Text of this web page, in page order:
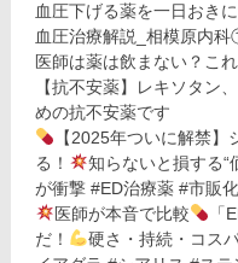
血圧下げる薬を一日おき
血圧治療解説_相模原内
医師は薬は飲まない？こ
【抗不安薬】レキソタン
めの抗不安薬です
【2025年ついに解禁】
る！
知らないと損する“
が衝撃 #ED治療薬 #市販
医師が本音で比較
「
だ！
硬さ・持続・コス